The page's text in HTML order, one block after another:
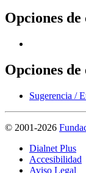
Opciones
Opciones
Sugerencia /
© 2001-2026
Dialnet Plus
Accesibilidad
Aviso Legal